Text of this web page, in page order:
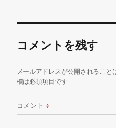
コメントを残す
メールアドレスが公開されること
欄は必須項目です
コメント※